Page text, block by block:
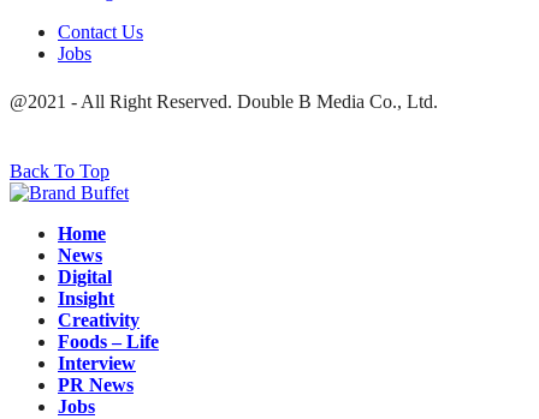
Contact Us
Jobs
@2021 - All Right Reserved. Double B Media Co., Ltd.
Back To Top
Home
News
Digital
Insight
Creativity
Foods – Life
Interview
PR News
Jobs